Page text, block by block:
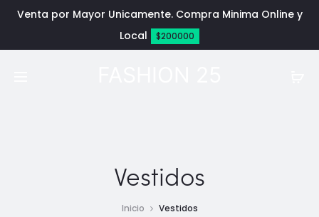
Venta por Mayor Unicamente. Compra Minima Online y
Local
$200000
Vestidos
Inicio Vestidos